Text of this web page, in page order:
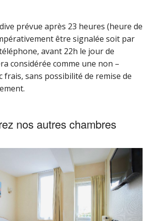
prévue après 23 heures (heure de
être signalée soit par
avant 22h le jour de
considérée comme une non –
frais, sans possibilité de remise de
nos autres chambres